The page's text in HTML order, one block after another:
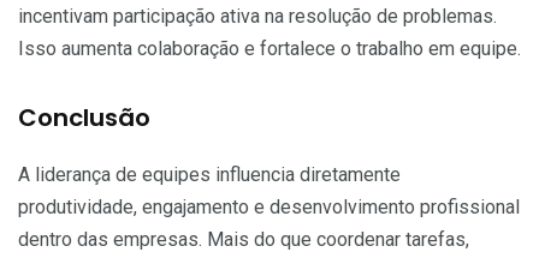
incentivam participação ativa na resolução de problemas.
Isso aumenta colaboração e fortalece o trabalho em equipe.
Conclusão
A liderança de equipes influencia diretamente
produtividade, engajamento e desenvolvimento profissional
dentro das empresas. Mais do que coordenar tarefas,